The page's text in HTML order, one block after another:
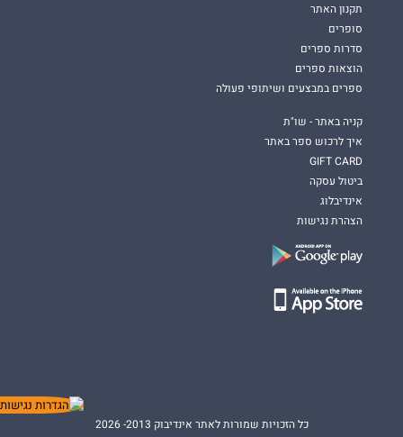
תקנון האתר
סופרים
סדרות ספרים
הוצאות ספרים
ספרים במבצעים ושיתופי פעולה
קניה באתר - שו"ת
איך לרכוש ספר באתר
GIFT CARD
ביטול עסקה
אינדיבלוג
הצהרת נגישות
כל הזכויות שמורות לאתר אינדיבוק 2013- 2026